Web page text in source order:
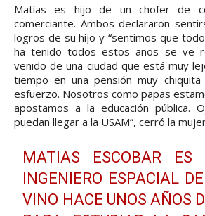
Matías es hijo de un chofer de
comerciante. Ambos declararon
logros de su hijo y “sentimos que
ha tenido todos estos años se ve
venido de una ciudad que está muy
tiempo en una pensión muy
esfuerzo. Nosotros como papas
apostamos a la educación pública.
puedan llegar a la USAM”, cerró la
MATIAS ESCOBAR ES
INGENIERO ESPACIAL
VINO HACE UNOS AÑOS